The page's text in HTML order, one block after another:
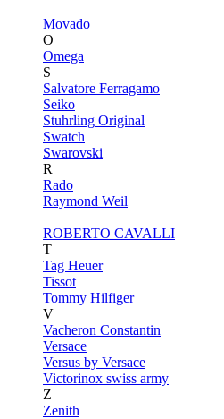
Movado
O
Omega
S
Salvatore Ferragamo
Seiko
Stuhrling Original
Swatch
Swarovski
R
Rado
Raymond Weil
ROBERTO CAVALLI
T
Tag Heuer
Tissot
Tommy Hilfiger
V
Vacheron Constantin
Versace
Versus by Versace
Victorinox swiss army
Z
Zenith